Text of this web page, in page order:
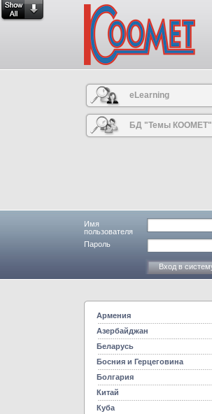
eLearning
БД "Темы КООМЕТ"
Имя
пользователя
Пароль
Армения
Азербайджан
Беларусь
Босния и Герцеговина
Болгария
Китай
Куба